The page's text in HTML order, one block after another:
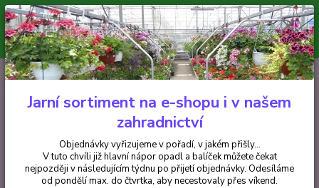
Minimální hodnota pro odeslání z e-shopu je 300 Kč.
V tuto chvíli již hlavní nápor objednávek opadl a balíček můžete čekat
nejpozději v následujícím týdnu po přijetí objednávky. Objednávky
vyřizujeme v pořadí, v jakém přišly...
CZK
Hledat
+420 602 223 614 0ks
za0 Kč
Jarní sortiment na e-shopu i v našem
zahradnictví
Objednávky vyřizujeme v pořadí, v jakém přišly...
V tuto chvíli již hlavní nápor opadl a balíček můžete čekat
nejpozději v následujícím týdnu po přijetí objednávky. Odesíláme
od pondělí max. do čtvrtka, aby necestovaly přes víkend.